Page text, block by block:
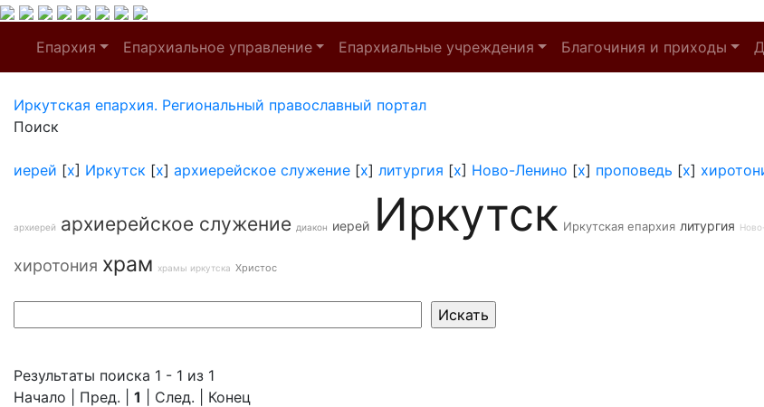
Епархия Епархиальное управление Епархиальные учреждения Благочиния и приходы
Иркутская епархия. Региональный православный портал
Поиск
иерей [x] Иркутск [x] архиерейское служение [x] литургия [x] Ново-Ленино [x] проповедь [x]
архиерей архиерейское служение диакон иерей Иркутск Иркутская епархия литургия
хиротония храм храмы иркутска Христос
Результаты поиска 1 - 1 из 1
Начало | Пред. | 1 | След. | Конец